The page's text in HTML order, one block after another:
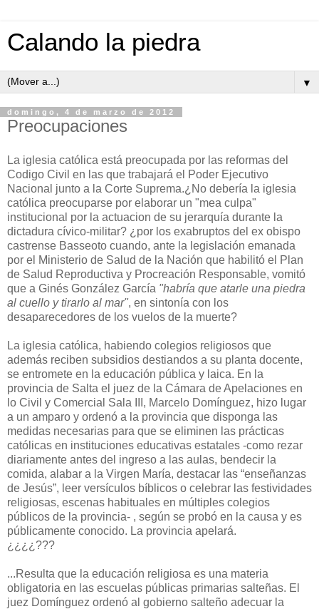
Calando la piedra
▼
domingo, 4 de marzo de 2012
Preocupaciones
La iglesia católica está preocupada por las reformas del
Codigo Civil en las que trabajará el Poder Ejecutivo
Nacional junto a la Corte Suprema.¿No debería la iglesia
católica preocuparse por elaborar un "mea culpa"
institucional por la actuacion de su jerarquía durante la
dictadura cívico-militar? ¿por los exabruptos del ex obispo
castrense Basseoto cuando, ante la legislación emanada
por el Ministerio de Salud de la Nación que habilitó el Plan
de Salud Reproductiva y Procreación Responsable, vomitó
que a Ginés González García "habría que atarle una piedra
al cuello y tirarlo al mar", en sintonía con los
desaparecedores de los vuelos de la muerte?
La iglesia católica, habiendo colegios religiosos que
además reciben subsidios destiandos a su planta docente,
se entromete en la educación pública y laica. En la
provincia de Salta el juez de la Cámara de Apelaciones en
lo Civil y Comercial Sala III, Marcelo Domínguez, hizo lugar
a un amparo y ordenó a la provincia que disponga las
medidas necesarias para que se eliminen las prácticas
católicas en instituciones educativas estatales -como rezar
diariamente antes del ingreso a las aulas, bendecir la
comida, alabar a la Virgen María, destacar las “enseñanzas
de Jesús”, leer versículos bíblicos o celebrar las festividades
religiosas, escenas habituales en múltiples colegios
públicos de la provincia- , según se probó en la causa y es
públicamente conocido. La provincia apelará.
¿¿¿¿???
...Resulta que la educación religiosa es una materia
obligatoria en las escuelas públicas primarias salteñas. El
juez Domínguez ordenó al gobierno salteño adecuar la